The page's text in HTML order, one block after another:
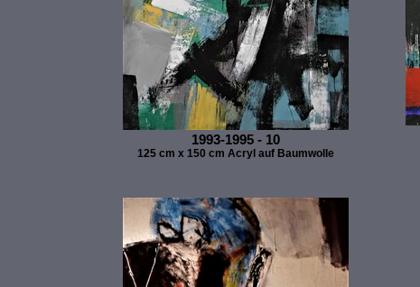
1993-1995 - 10
125 cm x 150 cm Acryl auf Baumwolle